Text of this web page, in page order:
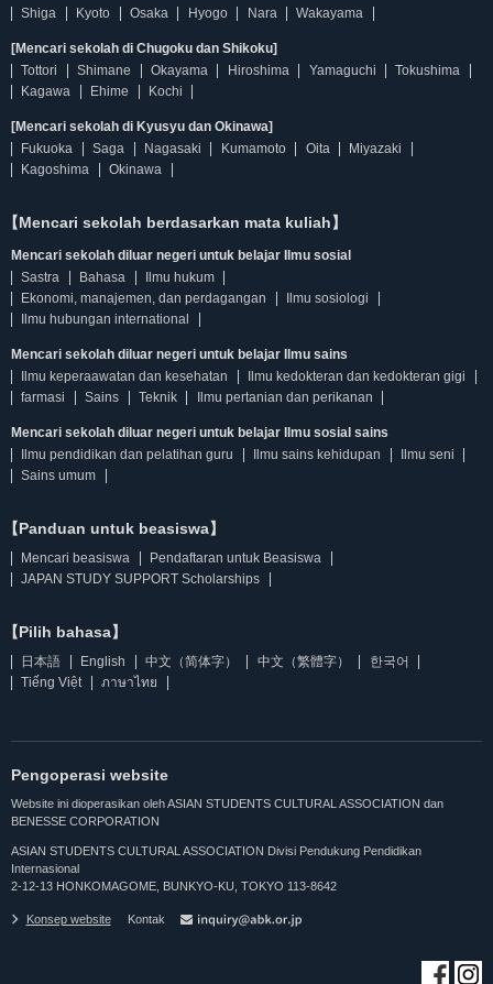
Shiga
Kyoto Osaka Hyogo Nara Wakayama
[Mencari sekolah di Chugoku dan Shikoku]
Tottori
Shimane Okayama Hiroshima Yamaguchi
Tokushima
Kagawa
Ehime Kochi
[Mencari sekolah di Kyusyu dan Okinawa]
Fukuoka
Saga Nagasaki Kumamoto Oita
Miyazaki
Kagoshima
Okinawa
【Mencari sekolah berdasarkan mata kuliah】
Mencari sekolah diluar negeri untuk belajar Ilmu sosial
Sastra
Bahasa
Ilmu hukum
Ekonomi, manajemen, dan perdagangan
Ilmu sosiologi
Ilmu hubungan international
Mencari sekolah diluar negeri untuk belajar Ilmu sains
Ilmu keperaawatan dan kesehatan
Ilmu kedokteran dan kedokteran gigi
farmasi
Sains Teknik Ilmu pertanian dan perikanan
Mencari sekolah diluar negeri untuk belajar Ilmu sosial sains
Ilmu pendidikan dan pelatihan guru
Ilmu sains kehidupan
Ilmu seni
Sains umum
【Panduan untuk beasiswa】
Mencari beasiswa
Pendaftaran untuk Beasiswa
JAPAN STUDY SUPPORT Scholarships
【Pilih bahasa】
日本語 English 中文（简体字） 中文（繁體字）
한국어
Tiếng Việt
ภาษาไทย
Pengoperasi website
Website ini dioperasikan oleh ASIAN STUDENTS CULTURAL ASSOCIATION dan
BENESSE CORPORATION
ASIAN STUDENTS CULTURAL ASSOCIATION Divisi Pendukung Pendidikan
Internasional
2-12-13 HONKOMAGOME, BUNKYO-KU, TOKYO 113-8642
Konsep website Kontak